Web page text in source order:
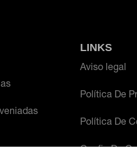
LINKS
Aviso legal
Política De
Política De
Config De